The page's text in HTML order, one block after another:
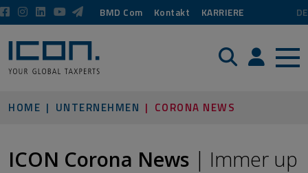
BMD Com Kontakt KARRIERE DE
Suche Login /
HOME UNTERNEHMEN CORONA NEWS
​​​​​​​ICON Corona News | Immer up